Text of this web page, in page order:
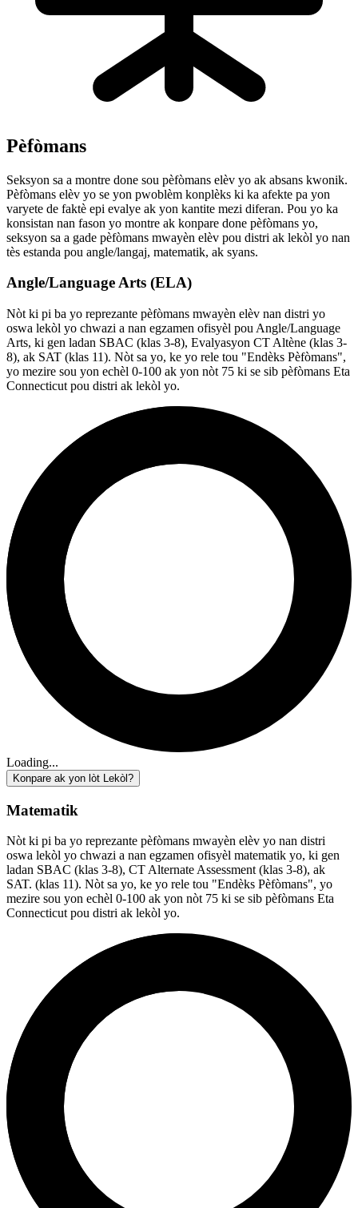
Pèfòmans
Seksyon sa a montre done sou pèfòmans elèv yo ak absans kwonik.
Pèfòmans elèv yo se yon pwoblèm konplèks ki ka afekte pa yon
varyete de faktè epi evalye ak yon kantite mezi diferan. Pou yo ka
konsistan nan fason yo montre ak konpare done pèfòmans yo,
seksyon sa a gade pèfòmans mwayèn elèv pou distri ak lekòl yo nan
tès estanda pou angle/langaj, matematik, ak syans.
Angle/Language Arts (ELA)
Nòt ki pi ba yo reprezante pèfòmans mwayèn elèv nan distri yo
oswa lekòl yo chwazi a nan egzamen ofisyèl pou Angle/Language
Arts, ki gen ladan SBAC (klas 3-8), Evalyasyon CT Altène (klas 3-
8), ak SAT (klas 11). Nòt sa yo, ke yo rele tou "Endèks Pèfòmans",
yo mezire sou yon echèl 0-100 ak yon nòt 75 ki se sib pèfòmans Eta
Connecticut pou distri ak lekòl yo.
Loading...
Konpare ak yon lòt Lekòl?
Matematik
Nòt ki pi ba yo reprezante pèfòmans mwayèn elèv yo nan distri
oswa lekòl yo chwazi a nan egzamen ofisyèl matematik yo, ki gen
ladan SBAC (klas 3-8), CT Alternate Assessment (klas 3-8), ak
SAT. (klas 11). Nòt sa yo, ke yo rele tou "Endèks Pèfòmans", yo
mezire sou yon echèl 0-100 ak yon nòt 75 ki se sib pèfòmans Eta
Connecticut pou distri ak lekòl yo.